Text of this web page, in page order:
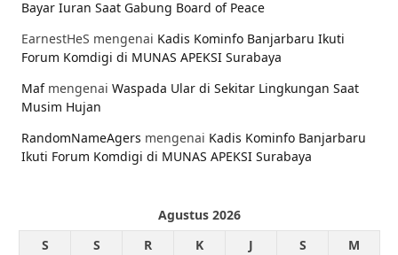
Bayar Iuran Saat Gabung Board of Peace
EarnestHeS mengenai Kadis Kominfo Banjarbaru Ikuti
Forum Komdigi di MUNAS APEKSI Surabaya
Mafmengenai Waspada Ular di Sekitar Lingkungan Saat
Musim Hujan
RandomNameAgers mengenai Kadis Kominfo Banjarbaru
Ikuti Forum Komdigi di MUNAS APEKSI Surabaya
Agustus 2026
S
S R K J S
M